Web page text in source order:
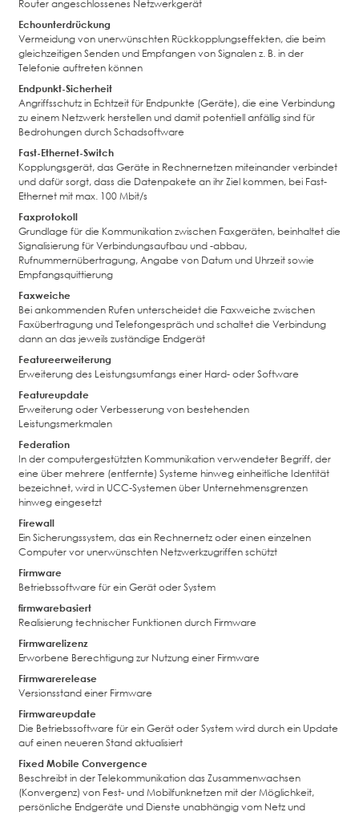
Router angeschlossenes Netzwerkgerät
Echounterdrückung
Vermeidung von unerwünschten Rückkopplungseffekten, die beim
gleichzeitigen Senden und Empfangen von Signalen z. B. in der
Telefonie auftreten können
Endpunkt-Sicherheit
Angriffsschutz in Echtzeit für Endpunkte (Geräte), die eine Verbindung
zu einem Netzwerk herstellen und damit potentiell anfällig sind für
Bedrohungen durch Schadsoftware
Fast-Ethernet-Switch
Kopplungsgerät, das Geräte in Rechnernetzen miteinander verbindet
und dafür sorgt, dass die Datenpakete an ihr Ziel kommen, bei Fast-
Ethernet mit max. 100 Mbit/s
Faxprotokoll
Grundlage für die Kommunikation zwischen Faxgeräten, beinhaltet die
Signalisierung für Verbindungsaufbau und -abbau,
Rufnummernübertragung, Angabe von Datum und Uhrzeit sowie
Empfangsquittierung
Faxweiche
Bei ankommenden Rufen unterscheidet die Faxweiche zwischen
Faxübertragung und Telefongespräch und schaltet die Verbindung
dann an das jeweils zuständige Endgerät
Featureerweiterung
Erweiterung des Leistungsumfangs einer Hard- oder Software
Featureupdate
Erweiterung oder Verbesserung von bestehenden
Leistungsmerkmalen
Federation
In der computergestützten Kommunikation verwendeter Begriff, der
eine über mehrere (entfernte) Systeme hinweg einheitliche Identität
bezeichnet, wird in UCC-Systemen über Unternehmensgrenzen
hinweg eingesetzt
Firewall
Ein Sicherungssystem, das ein Rechnernetz oder einen einzelnen
Computer vor unerwünschten Netzwerkzugriffen schützt
Firmware
Betriebssoftware für ein Gerät oder System
firmwarebasiert
Realisierung technischer Funktionen durch Firmware
Firmwarelizenz
Erworbene Berechtigung zur Nutzung einer Firmware
Firmwarerelease
Versionsstand einer Firmware
Firmwareupdate
Die Betriebssoftware für ein Gerät oder System wird durch ein Update
auf einen neueren Stand aktualisiert
Fixed Mobile Convergence
Beschreibt in der Telekommunikation das Zusammenwachsen
(Konvergenz) von Fest- und Mobilfunknetzen mit der Möglichkeit,
persönliche Endgeräte und Dienste unabhängig vom Netz und